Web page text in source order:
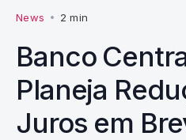
News • 2 min
Banco
Planeja
Juros em